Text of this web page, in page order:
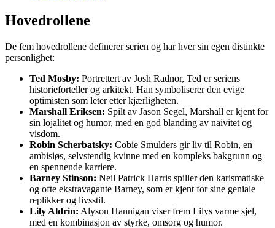
Hovedrollene
De fem hovedrollene definerer serien og har hver sin egen distinkte
personlighet:
Ted Mosby: Portrettert av Josh Radnor, Ted er seriens
historieforteller og arkitekt. Han symboliserer den evige
optimisten som leter etter kjærligheten.
Marshall Eriksen: Spilt av Jason Segel, Marshall er kjent for
sin lojalitet og humor, med en god blanding av naivitet og
visdom.
Robin Scherbatsky: Cobie Smulders gir liv til Robin, en
ambisiøs, selvstendig kvinne med en kompleks bakgrunn og
en spennende karriere.
Barney Stinson: Neil Patrick Harris spiller den karismatiske
og ofte ekstravagante Barney, som er kjent for sine geniale
replikker og livsstil.
Lily Aldrin: Alyson Hannigan viser frem Lilys varme sjel,
med en kombinasjon av styrke, omsorg og humor.